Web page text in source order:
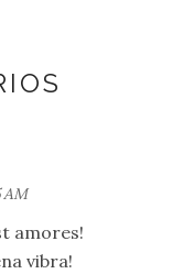
AM
amores!
vibra!